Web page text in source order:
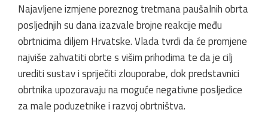
Najavljene izmjene poreznog tretmana paušalnih obrta
posljednjih su dana izazvale brojne reakcije među
obrtnicima diljem Hrvatske. Vlada tvrdi da će promjene
najviše zahvatiti obrte s višim prihodima te da je cilj
urediti sustav i spriječiti zlouporabe, dok predstavnici
obrtnika upozoravaju na moguće negativne posljedice
za male poduzetnike i razvoj obrtništva.